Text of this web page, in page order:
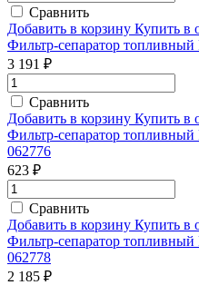
Сравнить
Добавить в корзину Купить в
Фильтр-сепаратор топливный
3 191 ₽
Сравнить
Добавить в корзину Купить в
Фильтр-сепаратор топливный
062776
623 ₽
Сравнить
Добавить в корзину Купить в
Фильтр-сепаратор
062778
2 185 ₽